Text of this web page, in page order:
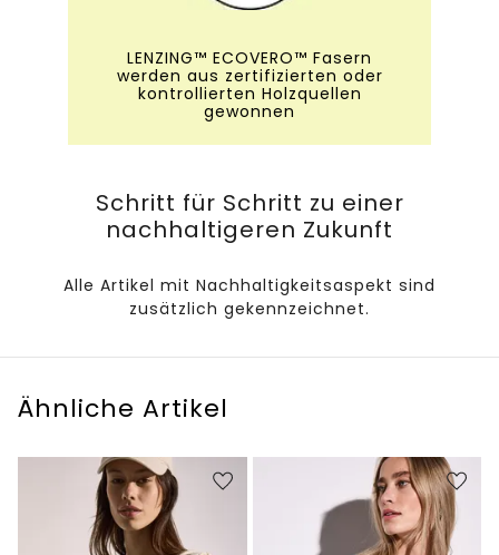
LENZING™ ECOVERO™ Fasern
werden aus zertifizierten oder
kontrollierten Holzquellen
gewonnen
Schritt für Schritt zu einer
nachhaltigeren Zukunft
Alle Artikel mit Nachhaltigkeitsaspekt sind
zusätzlich gekennzeichnet.
Ähnliche Artikel